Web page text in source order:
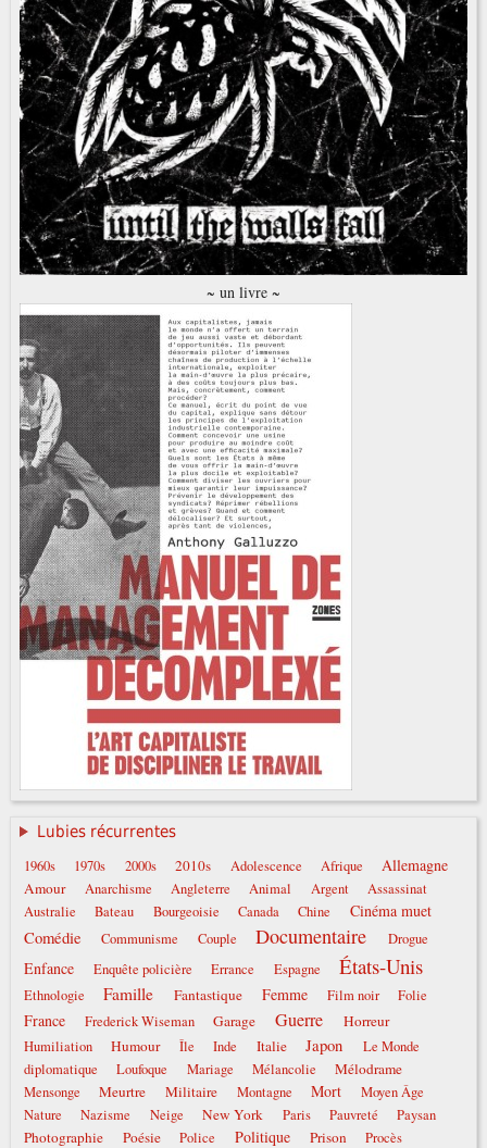
~ un livre ~
Lubies récurrentes
1960s 1970s 2000s 2010s Adolescence Afrique Allemagne
Amour Anarchisme Angleterre Animal Argent
Assassinat
Australie
Bateau Bourgeoisie Canada Chine Cinéma muet
Comédie Communisme Couple Documentaire Drogue
Enfance Enquête policière Errance Espagne États-Unis
Ethnologie Famille Fantastique Femme Film noir Folie
France Frederick Wiseman Garage Guerre Horreur
Humiliation Humour Île Inde Italie Japon
Le Monde
diplomatique
Loufoque Mariage Mélancolie Mélodrame
Mensonge Meurtre Militaire Montagne Mort
Moyen Âge
Nature
Nazisme Neige New York Paris Pauvreté Paysan
Photographie Poésie Police Politique Prison
Procès